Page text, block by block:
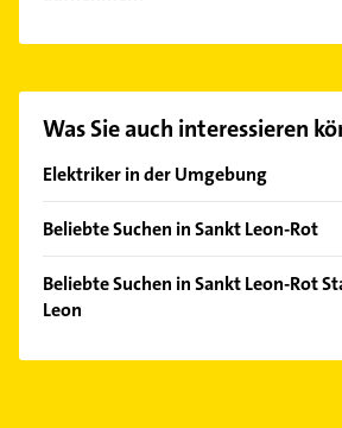
finden Sie alleKontaktdaten.
Was Sie auch interessieren
Elektriker in der Umgebung
Walldorf Baden
Waghäusel
Wiesloch
Beliebte Suchen in Sankt Leon-Rot
Klempner
Gasinstallateur
Beliebte Suchen in Sankt Leon-Rot
Leon